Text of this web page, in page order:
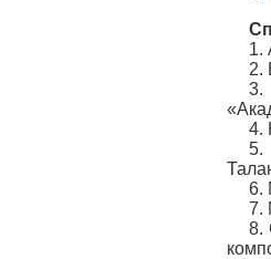
1.
2.
3.
4.
5.
6.
7.
8.